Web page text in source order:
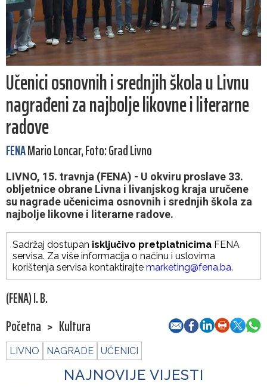
Učenici osnovnih i srednjih škola u Livnu
nagrađeni za najbolje likovne i literarne
radove
FENAMario Loncar, Foto: Grad Livno
LIVNO, 15. travnja (FENA) - U okviru proslave 33.
obljetnice obrane Livna i livanjskog kraja uručene
su nagrade učenicima osnovnih i srednjih škola za
najbolje likovne i literarne radove.
Sadržaj dostupan isključivo pretplatnicima FENA
servisa. Za više informacija o načinu i uslovima
korištenja servisa kontaktirajte marketing@fena.ba.
(FENA) I. B.
Početna > Kultura
LIVNO NAGRADE UČENICI
NAJNOVIJE VIJESTI